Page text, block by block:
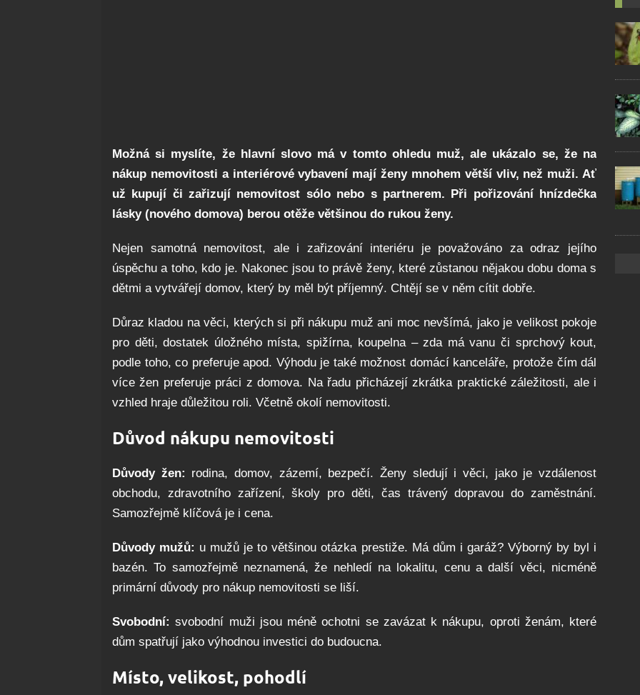
Možná si myslíte, že hlavní slovo má v tomto ohledu muž, ale ukázalo se, že na
nákup nemovitosti a interiérové vybavení mají ženy mnohem větší vliv, než muži. Ať
už kupují či zařizují nemovitost sólo nebo s partnerem. Při pořizování hnízdečka
lásky (nového domova) berou otěže většinou do rukou ženy.
Nejen samotná nemovitost, ale i zařizování interiéru je považováno za odraz jejího
úspěchu a toho, kdo je. Nakonec jsou to právě ženy, které zůstanou nějakou dobu doma s
dětmi a vytvářejí domov, který by měl být příjemný. Chtějí se v něm cítit dobře.
Důraz kladou na věci, kterých si při nákupu muž ani moc nevšímá, jako je velikost pokoje
pro děti, dostatek úložného místa, spižírna, koupelna – zda má vanu či sprchový kout,
podle toho, co preferuje apod. Výhodu je také možnost domácí kanceláře, protože čím dál
více žen preferuje práci z domova. Na řadu přicházejí zkrátka praktické záležitosti, ale i
vzhled hraje důležitou roli. Včetně okolí nemovitosti.
Důvod nákupu nemovitosti
Důvody žen: rodina, domov, zázemí, bezpečí. Ženy sledují i věci, jako je vzdálenost
obchodu, zdravotního zařízení, školy pro děti, čas trávený dopravou do zaměstnání.
Samozřejmě klíčová je i cena.
Důvody mužů: u mužů je to většinou otázka prestiže. Má dům i garáž? Výborný by byl i
bazén. To samozřejmě neznamená, že nehledí na lokalitu, cenu a další věci, nicméně
primární důvody pro nákup nemovitosti se liší.
Svobodní: svobodní muži jsou méně ochotni se zavázat k nákupu, oproti ženám, které
dům spatřují jako výhodnou investici do budoucna.
Místo, velikost, pohodlí